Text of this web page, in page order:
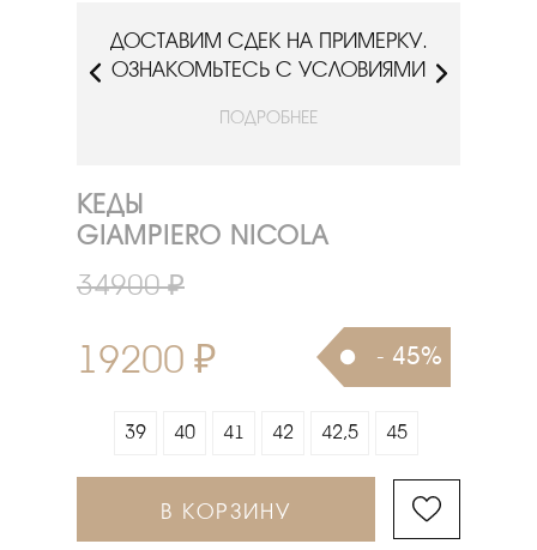
ДОСТАВИМ СДЕК НА ПРИМЕРКУ.
ОЗНАКОМЬТЕСЬ С УСЛОВИЯМИ
ПОДРОБНЕЕ
КЕДЫ
GIAMPIERO NICOLA
34900 ₽
19200 ₽ - 45%
39 40 41 42 42,5 45
В КОРЗИНУ